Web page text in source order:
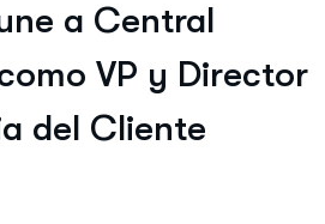
a Central
VP y Director
del Cliente